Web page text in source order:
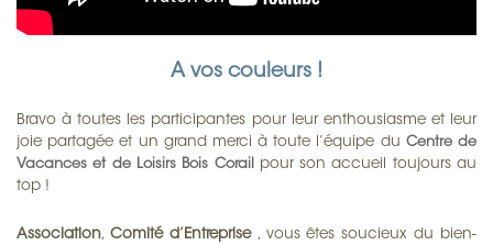
A vos couleurs !
Bravo à toutes les participantes pour leur enthousiasme et leur
joie partagée et un grand merci à toute l’équipe du Centre de
Vacances et de Loisirs Bois Corailpour son accueil toujours au
top !
Association, Comité d’Entreprise , vous êtes soucieux du bien-